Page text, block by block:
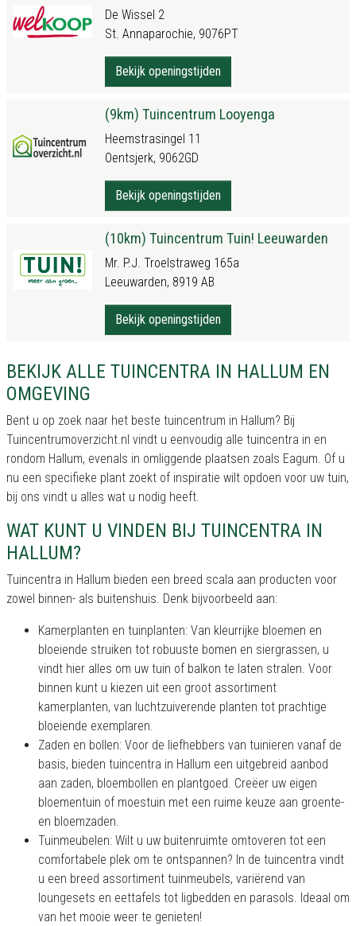
De Wissel 2
St. Annaparochie, 9076PT
Bekijk openingstijden
(9km) Tuincentrum Looyenga
Heemstrasingel 11
Oentsjerk, 9062GD
Bekijk openingstijden
(10km) Tuincentrum Tuin! Leeuwarden
Mr. P.J. Troelstraweg 165a
Leeuwarden, 8919 AB
Bekijk openingstijden
BEKIJK ALLE TUINCENTRA IN HALLUM EN
OMGEVING
Bent u op zoek naar het beste tuincentrum in Hallum? Bij
Tuincentrumoverzicht.nl vindt u eenvoudig alle tuincentra in en
rondom Hallum, evenals in omliggende plaatsen zoals Eagum. Of u
nu een specifieke plant zoekt of inspiratie wilt opdoen voor uw tuin,
bij ons vindt u alles wat u nodig heeft.
WAT KUNT U VINDEN BIJ TUINCENTRA IN
HALLUM?
Tuincentra in Hallum bieden een breed scala aan producten voor
zowel binnen- als buitenshuis. Denk bijvoorbeeld aan:
Kamerplanten en tuinplanten: Van kleurrijke bloemen en
bloeiende struiken tot robuuste bomen en siergrassen, u
vindt hier alles om uw tuin of balkon te laten stralen. Voor
binnen kunt u kiezen uit een groot assortiment
kamerplanten, van luchtzuiverende planten tot prachtige
bloeiende exemplaren.
Zaden en bollen: Voor de liefhebbers van tuinieren vanaf de
basis, bieden tuincentra in Hallum een uitgebreid aanbod
aan zaden, bloembollen en plantgoed. Creëer uw eigen
bloementuin of moestuin met een ruime keuze aan groente-
en bloemzaden.
Tuinmeubelen: Wilt u uw buitenruimte omtoveren tot een
comfortabele plek om te ontspannen? In de tuincentra vindt
u een breed assortiment tuinmeubels, variërend van
loungesets en eettafels tot ligbedden en parasols. Ideaal om
van het mooie weer te genieten!